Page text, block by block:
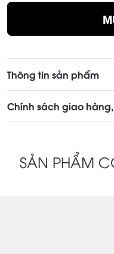
Thông tin sản phẩm
Chính sách giao
SẢN PHẨM